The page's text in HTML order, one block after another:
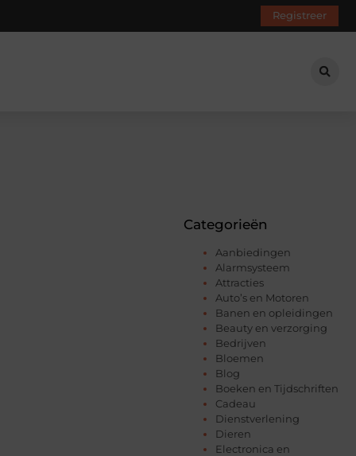
Registreer
Categorieën
Aanbiedingen
Alarmsysteem
Attracties
Auto’s en Motoren
Banen en opleidingen
Beauty en verzorging
Bedrijven
Bloemen
Blog
Boeken en Tijdschriften
Cadeau
Dienstverlening
Dieren
Electronica en